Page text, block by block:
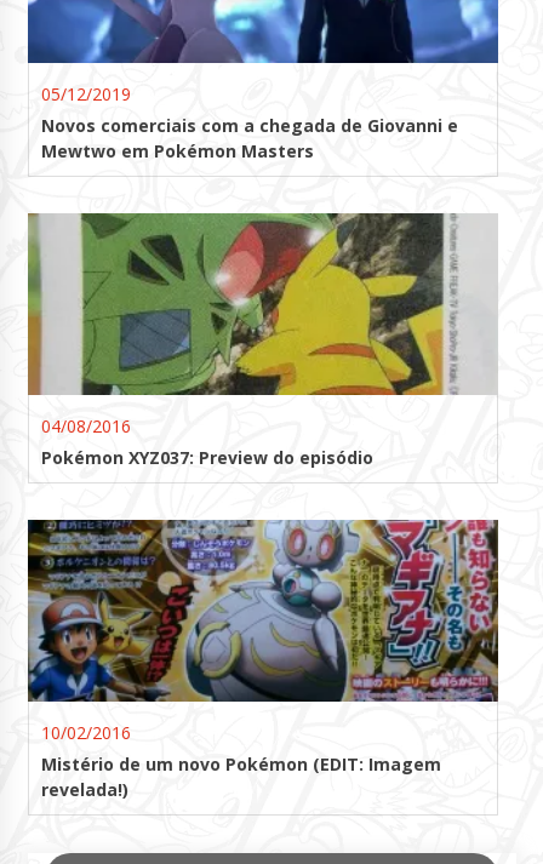
05/12/2019
Novos comerciais com a chegada de Giovanni e
Mewtwo em Pokémon Masters
04/08/2016
Pokémon XYZ037: Preview do episódio
10/02/2016
Mistério de um novo Pokémon (EDIT: Imagem
revelada!)